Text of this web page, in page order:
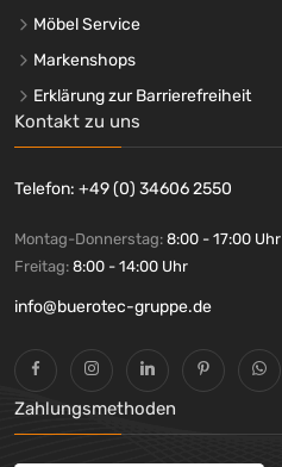
Möbel Service
Markenshops
Erklärung zur Barrierefreiheit
Kontakt zu uns
Telefon: +49 (0) 34606 2550
Montag-Donnerstag: 8:00 - 17:00 Uhr
Freitag: 8:00 - 14:00 Uhr
info@buerotec-gruppe.de
Zahlungsmethoden